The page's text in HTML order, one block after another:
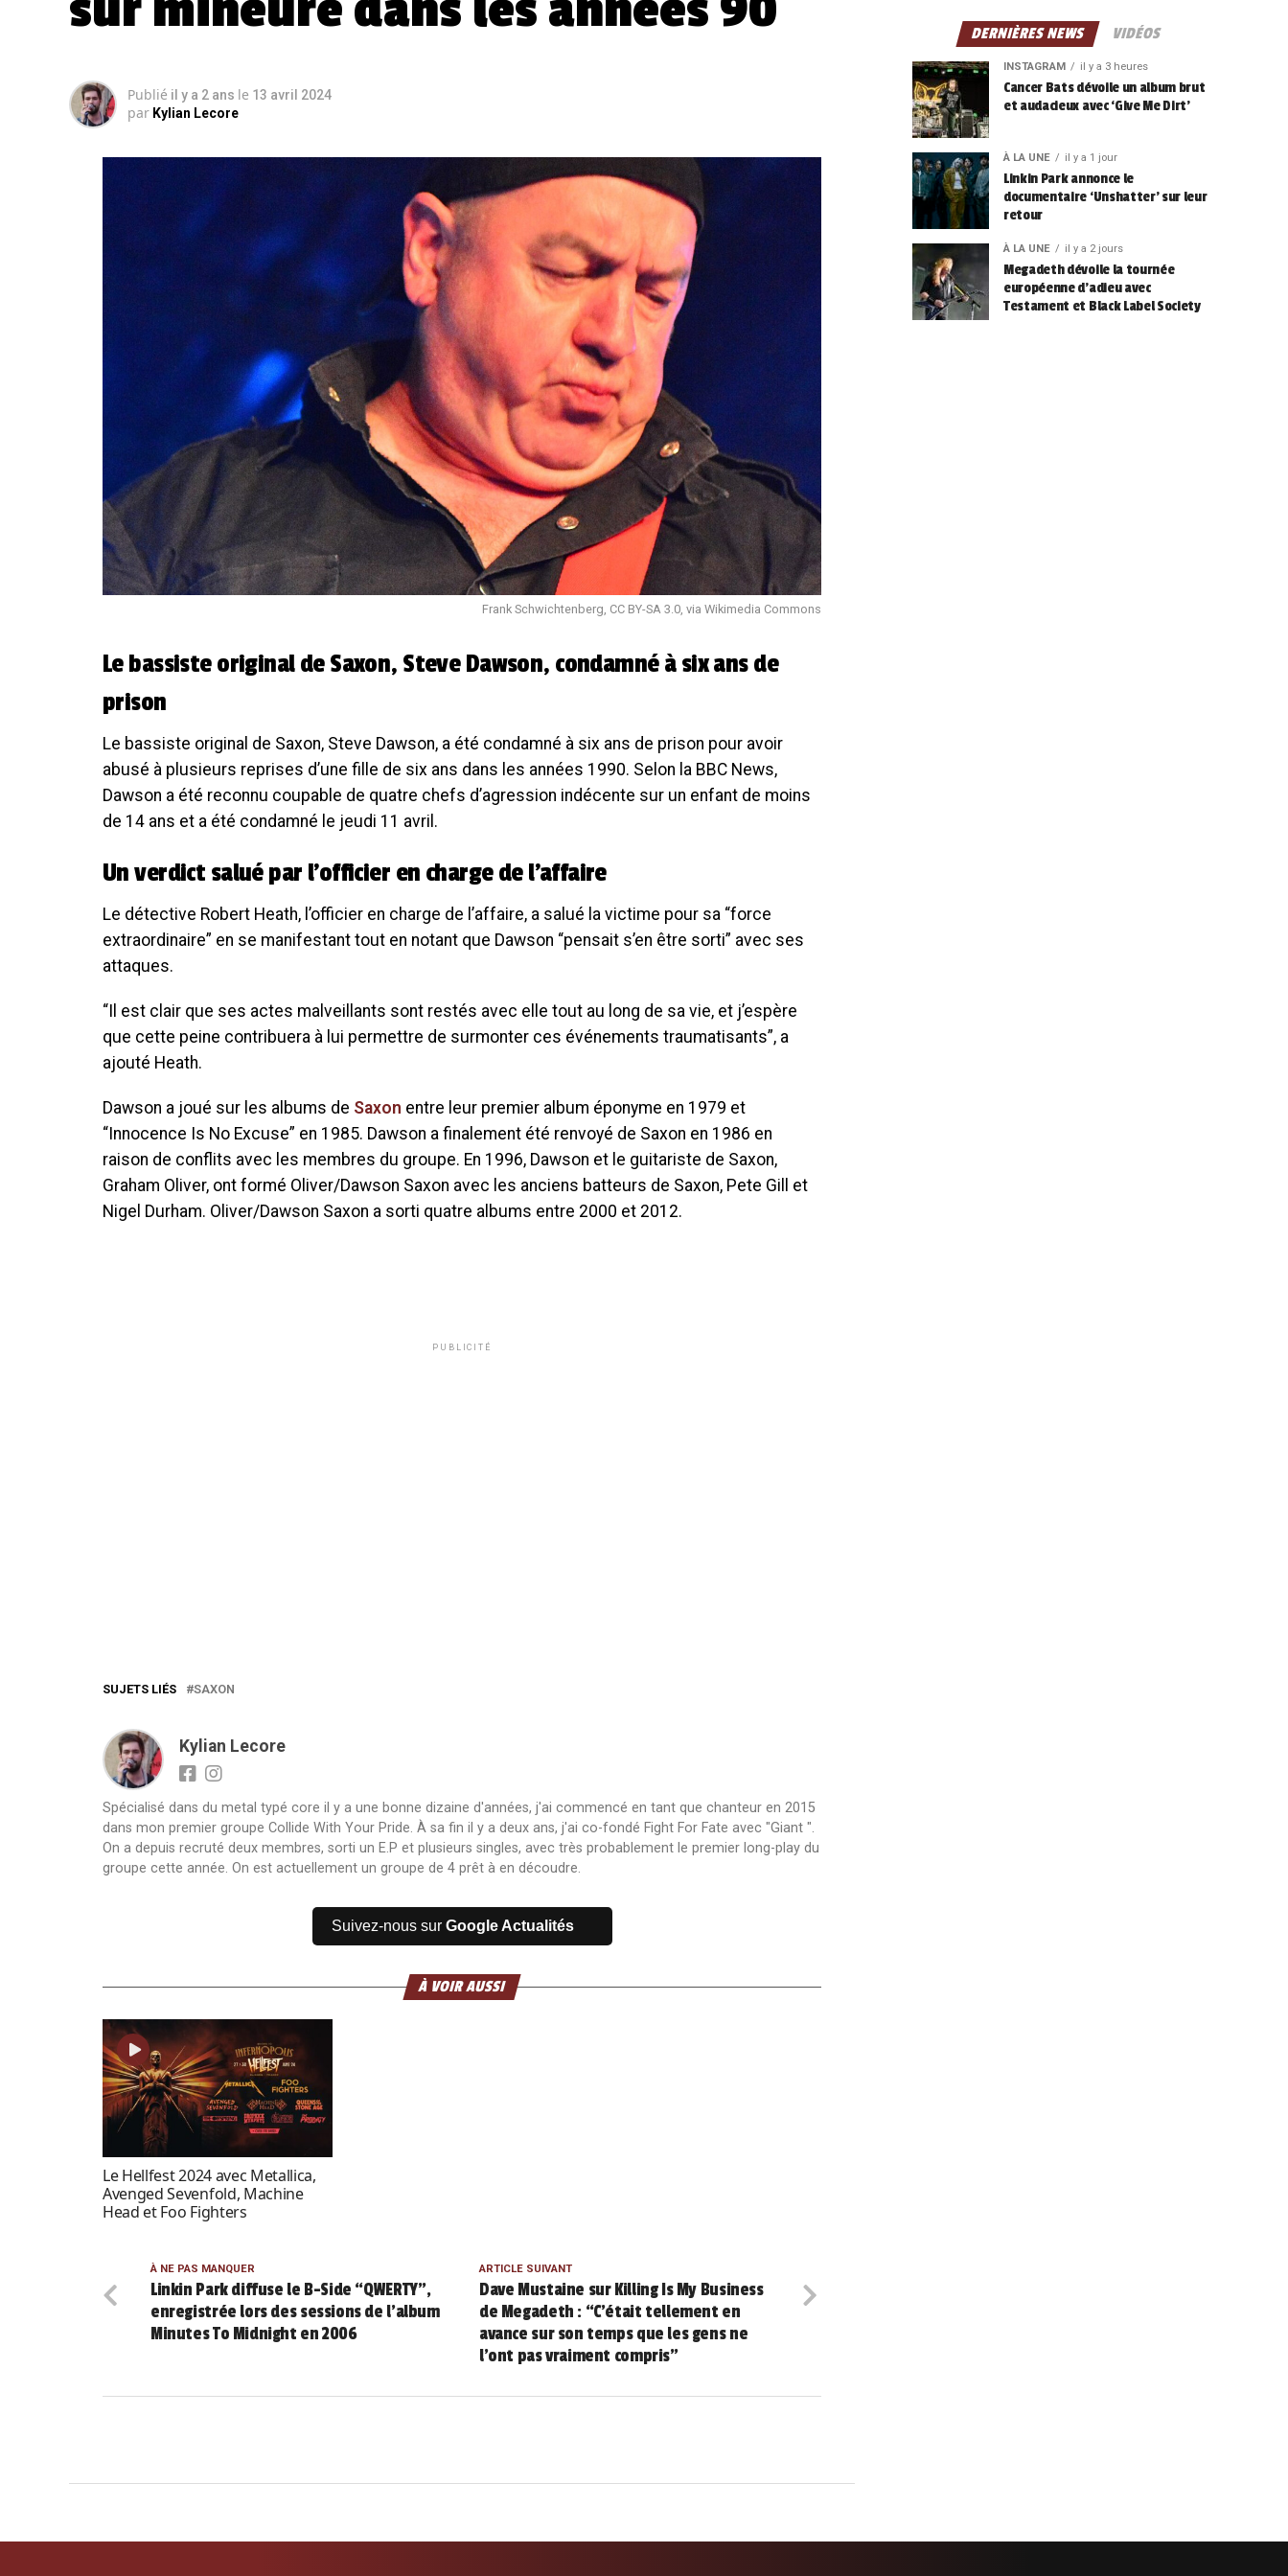
Publié il y a 2 ans le 13 avril 2024
par Kylian Lecore
Frank Schwichtenberg, CC BY-SA 3.0, via Wikimedia Commons
Le bassiste original de Saxon, Steve Dawson, condamné à six ans de
prison
Le bassiste original de Saxon, Steve Dawson, a été condamné à six ans de prison pour avoir
abusé à plusieurs reprises d’une fille de six ans dans les années 1990. Selon la BBC News,
Dawson a été reconnu coupable de quatre chefs d’agression indécente sur un enfant de moins
de 14 ans et a été condamné le jeudi 11 avril.
Un verdict salué par l’officier en charge de l’affaire
Le détective Robert Heath, l’officier en charge de l’affaire, a salué la victime pour sa “force
extraordinaire” en se manifestant tout en notant que Dawson “pensait s’en être sorti” avec ses
attaques.
“Il est clair que ses actes malveillants sont restés avec elle tout au long de sa vie, et j’espère
que cette peine contribuera à lui permettre de surmonter ces événements traumatisants”, a
ajouté Heath.
Dawson a joué sur les albums de Saxon entre leur premier album éponyme en 1979 et
“Innocence Is No Excuse” en 1985. Dawson a finalement été renvoyé de Saxon en 1986 en
raison de conflits avec les membres du groupe. En 1996, Dawson et le guitariste de Saxon,
Graham Oliver, ont formé Oliver/Dawson Saxon avec les anciens batteurs de Saxon, Pete Gill et
Nigel Durham. Oliver/Dawson Saxon a sorti quatre albums entre 2000 et 2012.
PUBLICITÉ
SUJETS LIÉS SAXON
Kylian Lecore
Spécialisé dans du metal typé core il y a une bonne dizaine d'années, j'ai commencé en tant que chanteur en 2015
dans mon premier groupe Collide With Your Pride. À sa fin il y a deux ans, j'ai co-fondé Fight For Fate avec "Giant ".
On a depuis recruté deux membres, sorti un E.P et plusieurs singles, avec très probablement le premier long-play du
groupe cette année. On est actuellement un groupe de 4 prêt à en découdre.
Suivez-nous sur Google Actualités
À VOIR AUSSI
Le Hellfest 2024 avec Metallica,
Avenged Sevenfold, Machine
Head et Foo Fighters
ARTICLE SUIVANT
Dave Mustaine sur Killing Is My Business
de Megadeth : “C’était tellement en
avance sur son temps que les gens ne
l’ont pas vraiment compris”
À NE PAS MANQUER
Linkin Park diffuse le B-Side “QWERTY”,
enregistrée lors des sessions de l’album
Minutes To Midnight en 2006
DERNIÈRES NEWS VIDÉOS
INSTAGRAM il y a 3 heures
Cancer Bats dévoile un album brut
et audacieux avec ‘Give Me Dirt’
À LA UNE il y a 1 jour
Linkin Park annonce le
documentaire ‘Unshatter’ sur leur
retour
À LA UNE il y a 2 jours
Megadeth dévoile la tournée
européenne d’adieu avec
Testament et Black Label Society